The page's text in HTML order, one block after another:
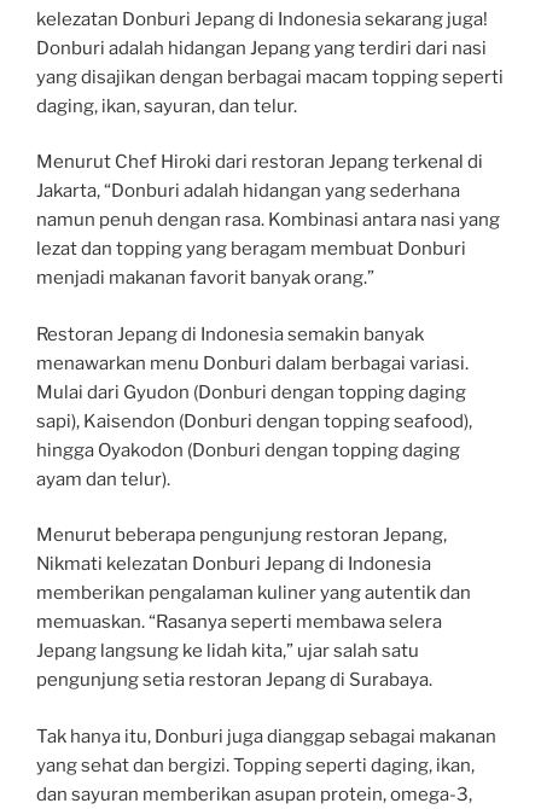
kelezatan Donburi Jepang di Indonesia sekarang juga!
Donburi adalah hidangan Jepang yang terdiri dari nasi
yang disajikan dengan berbagai macam topping seperti
daging, ikan, sayuran, dan telur.
Menurut Chef Hiroki dari restoran Jepang terkenal di
Jakarta, “Donburi adalah hidangan yang sederhana
namun penuh dengan rasa. Kombinasi antara nasi yang
lezat dan topping yang beragam membuat Donburi
menjadi makanan favorit banyak orang.”
Restoran Jepang di Indonesia semakin banyak
menawarkan menu Donburi dalam berbagai variasi.
Mulai dari Gyudon (Donburi dengan topping daging
sapi), Kaisendon (Donburi dengan topping seafood),
hingga Oyakodon (Donburi dengan topping daging
ayam dan telur).
Menurut beberapa pengunjung restoran Jepang,
Nikmati kelezatan Donburi Jepang di Indonesia
memberikan pengalaman kuliner yang autentik dan
memuaskan. “Rasanya seperti membawa selera
Jepang langsung ke lidah kita,” ujar salah satu
pengunjung setia restoran Jepang di Surabaya.
Tak hanya itu, Donburi juga dianggap sebagai makanan
yang sehat dan bergizi. Topping seperti daging, ikan,
dan sayuran memberikan asupan protein, omega-3,